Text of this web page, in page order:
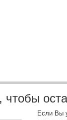
чтобы
Если Вы